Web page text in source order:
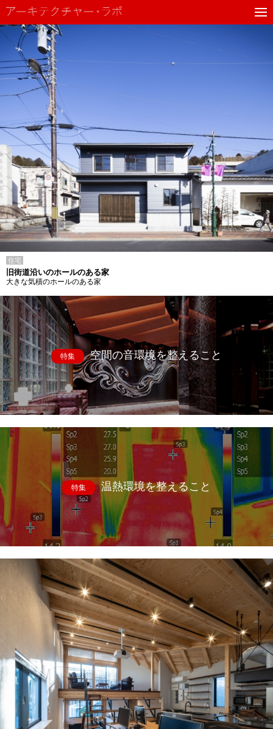
住宅
旧街道沿いのホールのある家
大きな気積のホールのある家
特集 空間の音環境を整えること
特集 温熱環境を整えること